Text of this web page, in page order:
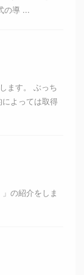
の導 ...
ます。 ぶっち
よっては取得
の紹介をしま